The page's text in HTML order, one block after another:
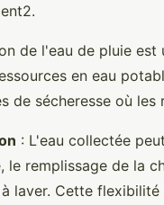
de l'eau de pluie est
en eau
de sécheresse où
: L'eau collectée
le remplissage de la
laver. Cette